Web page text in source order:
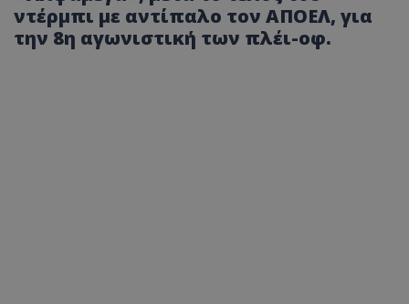
ντέρμπι με αντίπαλο τον ΑΠΟΕΛ, για
την 8η αγωνιστική των πλέι-οφ.